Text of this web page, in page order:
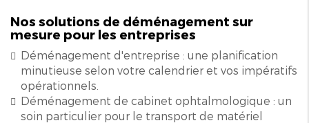
Nos solutions de déménagement sur
mesure pour les entreprises
Déménagement d'entreprise : une planification
minutieuse selon votre calendrier et vos impératifs
opérationnels.
Déménagement de cabinet ophtalmologique : un
soin particulier pour le transport de matériel